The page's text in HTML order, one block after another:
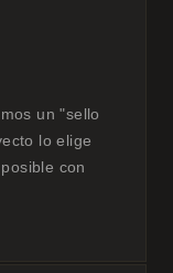
un "sello
lo elige
con